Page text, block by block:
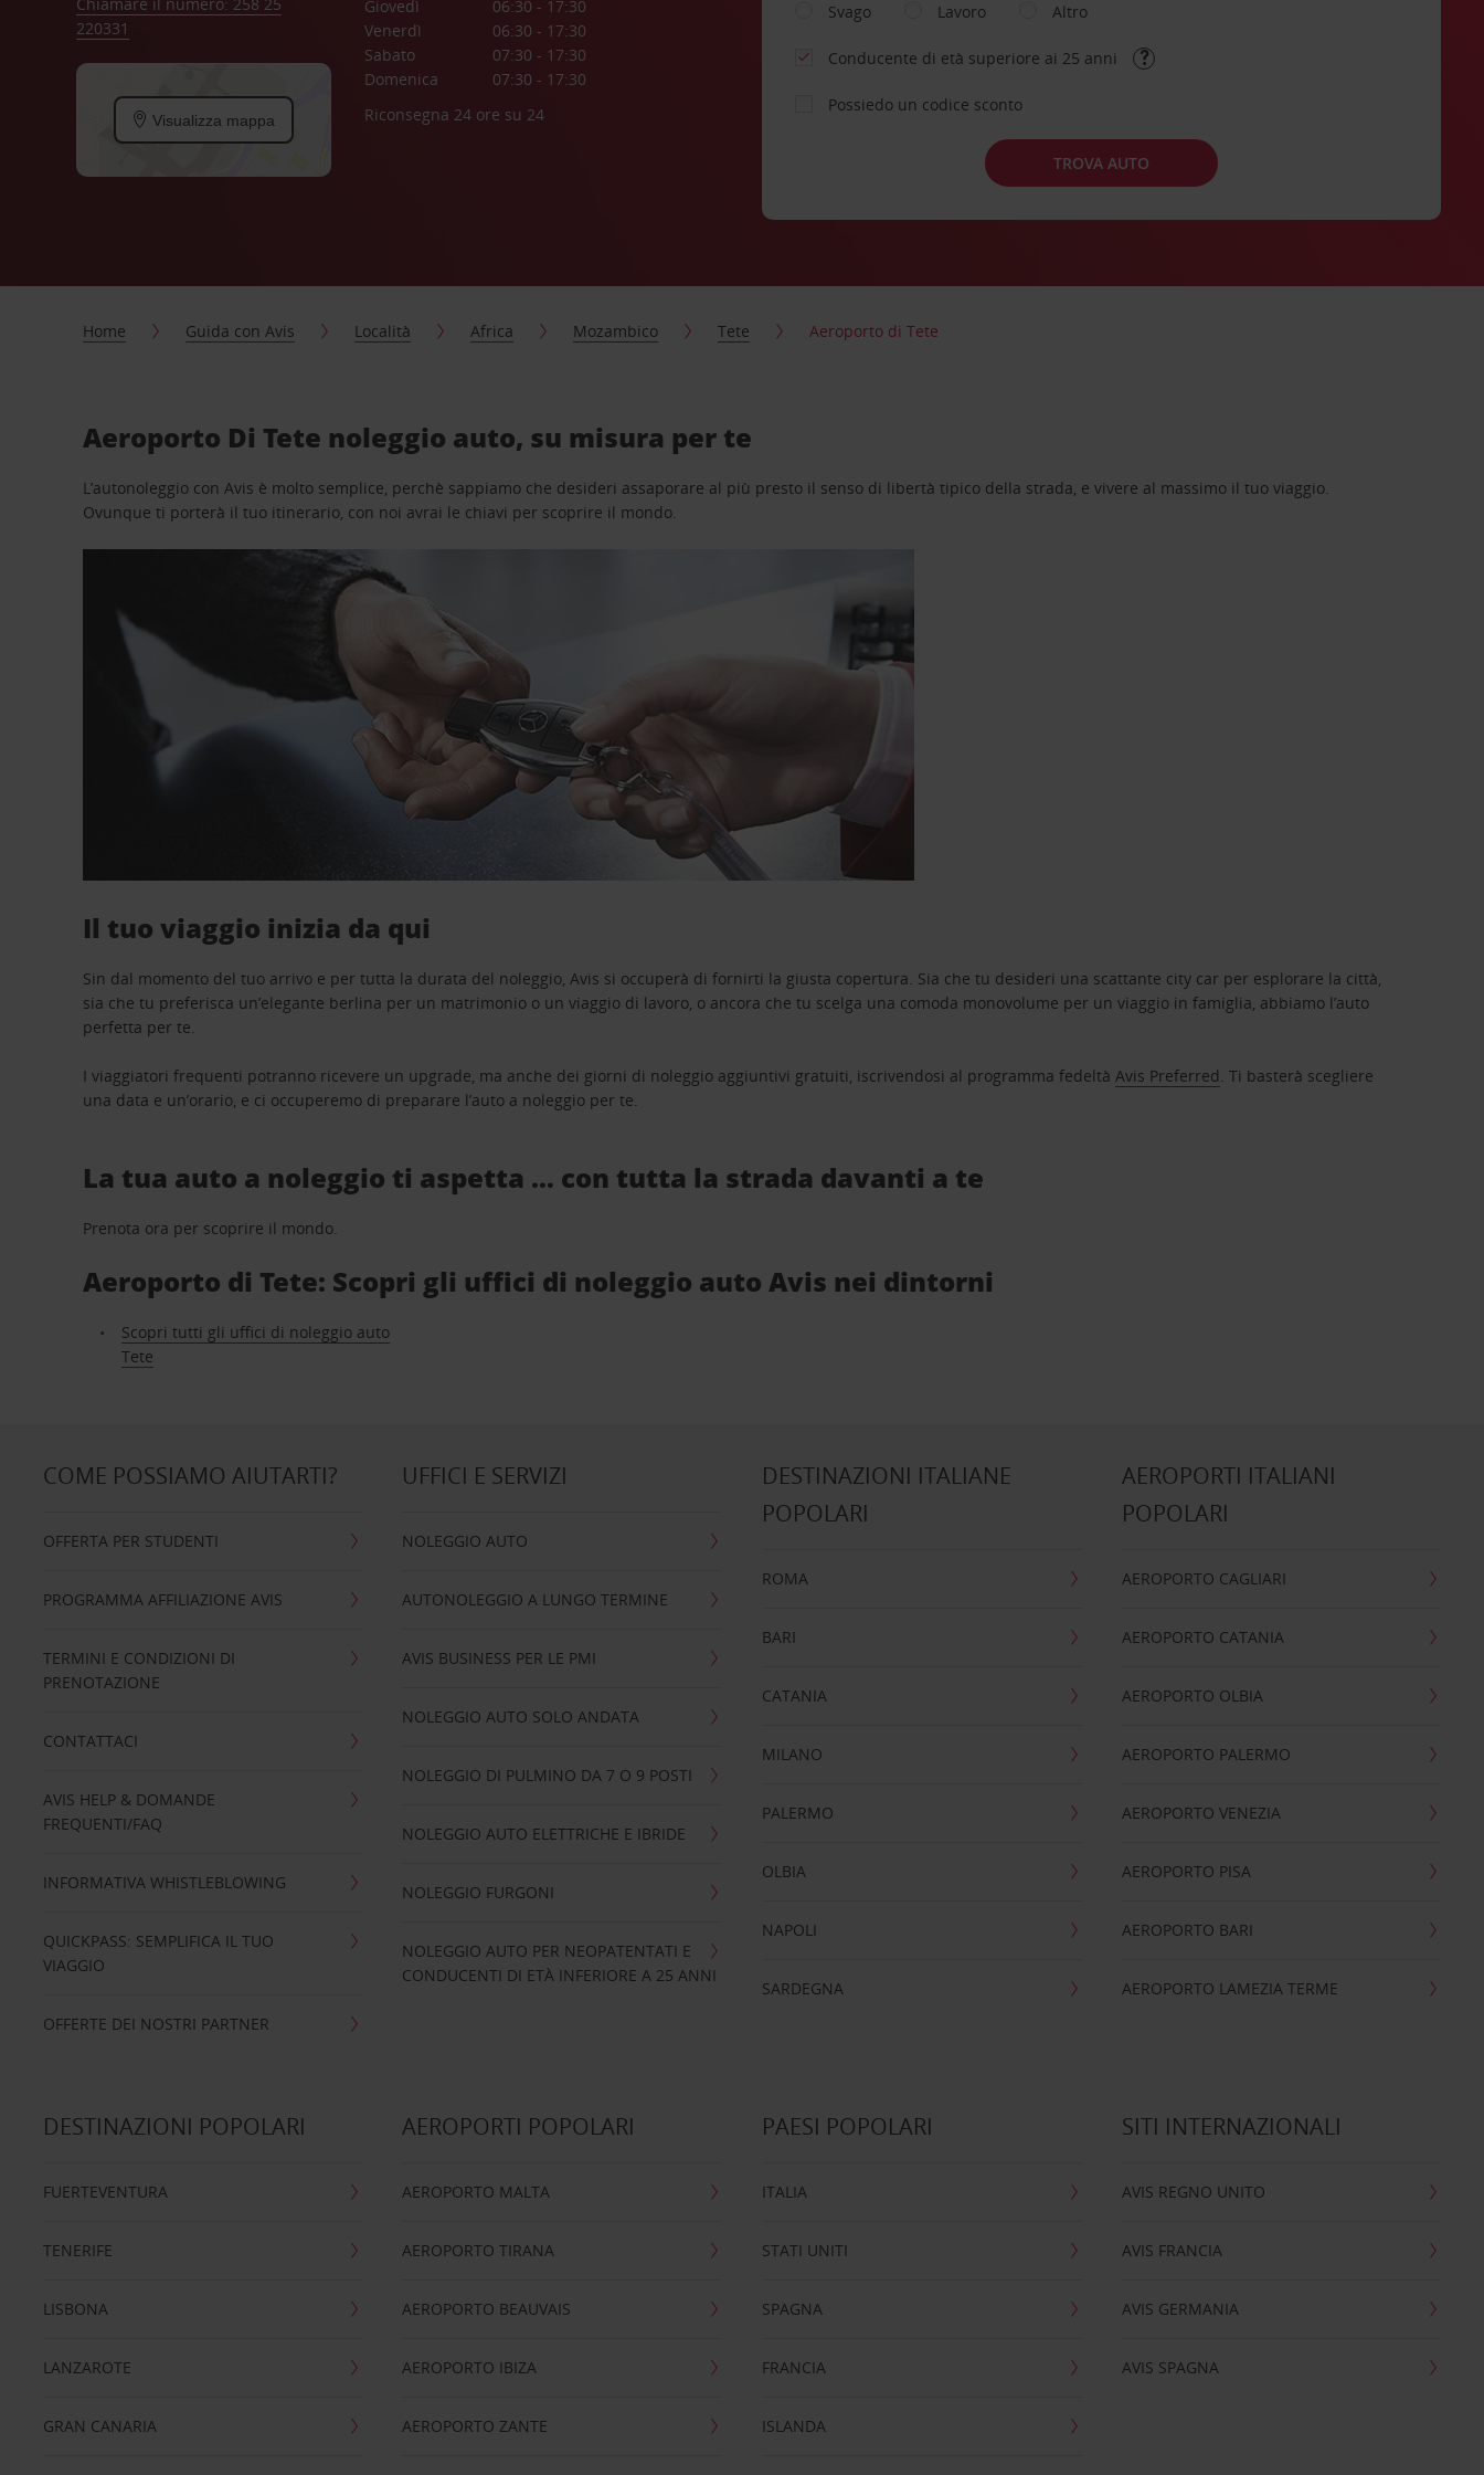
220331
Visualizza mappa
Giovedì
06:30 - 17:30
Venerdì
06:30 - 17:30
Sabato
07:30 - 17:30
Domenica
07:30 - 17:30
Riconsegna 24 ore su 24
Svago
Lavoro Altro
Conducente di età superiore ai 25 anni
Possiedo un codice sconto
TROVA AUTO
Home Guida con Avis Località Africa Mozambico Tete Aeroporto di Tete
Aeroporto Di Tete noleggio auto, su misura per te
L’autonoleggio con Avis è molto semplice, perchè sappiamo che desideri assaporare al più presto il senso di libertà tipico della strada, e vivere al massimo il tuo viaggio.
Ovunque ti porterà il tuo itinerario, con noi avrai le chiavi per scoprire il mondo.
Il tuo viaggio inizia da qui
Sin dal momento del tuo arrivo e per tutta la durata del noleggio, Avis si occuperà di fornirti la giusta copertura. Sia che tu desideri una scattante city car per esplorare la città,
sia che tu preferisca un’elegante berlina per un matrimonio o un viaggio di lavoro, o ancora che tu scelga una comoda monovolume per un viaggio in famiglia, abbiamo l’auto
perfetta per te.
I viaggiatori frequenti potranno ricevere un upgrade, ma anche dei giorni di noleggio aggiuntivi gratuiti, iscrivendosi al programma fedeltàAvis Preferred. Ti basterà scegliere
una data e un’orario, e ci occuperemo di preparare l’auto a noleggio per te.
La tua auto a noleggio ti aspetta … con tutta la strada davanti a te
Prenota ora per scoprire il mondo.
Aeroporto di Tete: Scopri gli uffici di noleggio auto Avis nei dintorni
Scopri tutti gli uffici di noleggio auto
Tete
COME POSSIAMO AIUTARTI?
OFFERTA PER STUDENTI
PROGRAMMA AFFILIAZIONE AVIS
TERMINI E CONDIZIONI DI
PRENOTAZIONE
CONTATTACI
AVIS HELP & DOMANDE
FREQUENTI/FAQ
INFORMATIVA WHISTLEBLOWING
QUICKPASS: SEMPLIFICA IL TUO
VIAGGIO
OFFERTE DEI NOSTRI PARTNER
UFFICI E SERVIZI
NOLEGGIO AUTO
AUTONOLEGGIO A LUNGO TERMINE
AVIS BUSINESS PER LE PMI
NOLEGGIO AUTO SOLO ANDATA
NOLEGGIO DI PULMINO DA 7 O 9 POSTI
NOLEGGIO AUTO ELETTRICHE E IBRIDE
NOLEGGIO FURGONI
NOLEGGIO AUTO PER NEOPATENTATI E
CONDUCENTI DI ETÀ INFERIORE A 25 ANNI
DESTINAZIONI ITALIANE
POPOLARI
ROMA
BARI
CATANIA
MILANO
PALERMO
OLBIA
NAPOLI
SARDEGNA
AEROPORTI ITALIANI
POPOLARI
AEROPORTO CAGLIARI
AEROPORTO CATANIA
AEROPORTO OLBIA
AEROPORTO PALERMO
AEROPORTO VENEZIA
AEROPORTO PISA
AEROPORTO BARI
AEROPORTO LAMEZIA TERME
DESTINAZIONI POPOLARI
FUERTEVENTURA
TENERIFE
LISBONA
LANZAROTE
GRAN CANARIA
AEROPORTI POPOLARI
AEROPORTO MALTA
AEROPORTO TIRANA
AEROPORTO BEAUVAIS
AEROPORTO IBIZA
AEROPORTO ZANTE
PAESI POPOLARI
ITALIA
STATI UNITI
SPAGNA
FRANCIA
ISLANDA
SITI INTERNAZIONALI
AVIS REGNO UNITO
AVIS FRANCIA
AVIS GERMANIA
AVIS SPAGNA